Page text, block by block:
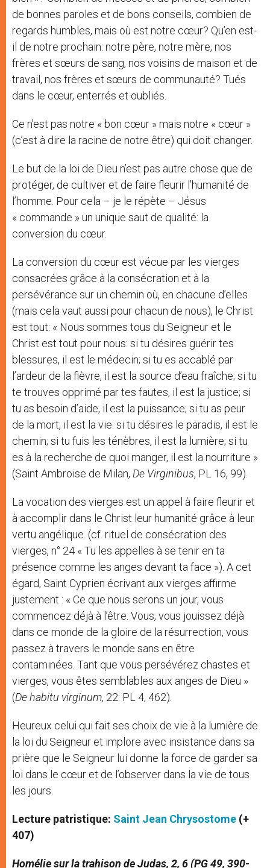
de bonnes paroles et de bons conseils, combien de
regards humbles, mais où est notre cœur? Qu’en est-
il de notre prochain: notre père, notre mère, nos
frères et sœurs de sang, nos voisins de maison et de
travail, nos frères et sœurs de communauté? Tués
dans le cœur, enterrés et oubliés.
Ce n’est pas notre « bon cœur » mais notre « cœur »
(c’est à dire la racine de notre être) qui doit changer.
Le but de la loi de Dieu n’est pas autre chose que de
protéger, de cultiver et de faire fleurir l’humanité de
l’homme. Pour cela – je le répète – Jésus
« commande » un unique saut de qualité: la
conversion du cœur.
La conversion du cœur est vécue par les vierges
consacrées grâce à la consécration et à la
persévérance sur un chemin où, en chacune d’elles
(mais cela vaut aussi pour chacun de nous), le Christ
est tout: « Nous sommes tous du Seigneur et le
Christ est tout pour nous: si tu désires guérir tes
blessures, il est le médecin; si tu es accablé par
l’ardeur de la fièvre, il est la source d’eau fraîche; si tu
te trouves opprimé par tes fautes, il est la justice; si
tu as besoin d’aide, il est la puissance; si tu as peur
de la mort, il est la vie: si tu désires le paradis, il est le
chemin; si tu fuis les ténèbres, il est la lumière; si tu
es à la recherche de quoi manger, il est la nourriture »
(Saint Ambroise de Milan, De Virginibus, PL 16, 99).
La vocation des vierges est un appel à faire fleurir et
à accomplir dans le Christ leur humanité grâce à leur
vertu angélique. (cf. rituel de consécration des
vierges, n° 24 « Tu les appelles à se tenir en ta
présence comme les anges devant ta face »). A cet
égard, Saint Cyprien écrivant aux vierges affirme
justement : « Ce que nous serons un jour, vous
commencez déjà à l’être. Vous, vous jouissez déjà
dans ce monde de la gloire de la résurrection, vous
passez à travers le monde sans en être
contaminées. Tant que vous persévérez chastes et
vierges, vous êtes semblables aux anges de Dieu »
(De habitu virginum, 22: PL 4, 462).
Heureux celui qui fait ses choix de vie à la lumière de
la loi du Seigneur et implore avec insistance dans sa
prière que le Seigneur lui donne la force de garder sa
loi dans le cœur et de l’observer dans la vie de tous
les jours.
Lecture patristique: Saint Jean Chrysostome (+
407)
Homélie sur la trahison de Judas, 2, 6 (PG 49, 390-